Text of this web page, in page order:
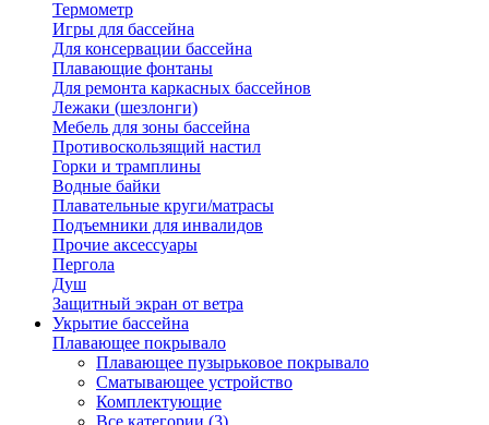
Термометр
Игры для бассейна
Для консервации бассейна
Плавающие фонтаны
Для ремонта каркасных бассейнов
Лежаки (шезлонги)
Мебель для зоны бассейна
Противоскользящий настил
Горки и трамплины
Водные байки
Плавательные круги/матрасы
Подъемники для инвалидов
Прочие аксессуары
Пергола
Душ
Защитный экран от ветра
Укрытие бассейна
Плавающее покрывало
Плавающее пузырьковое покрывало
Сматывающее устройство
Комплектующие
Все категории (3)